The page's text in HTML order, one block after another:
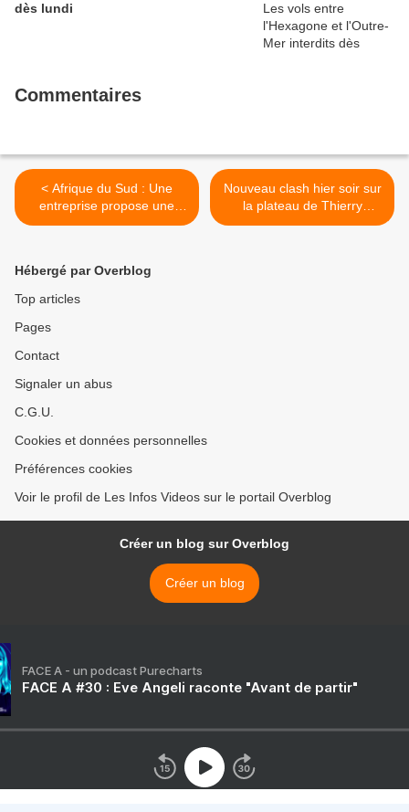
dès lundi
Commentaires
< Afrique du Sud : Une
entreprise propose une
plongée avec... des requins
Nouveau clash hier soir sur
la plateau de Thierry
Ardisson sur C8 avec
Hébergé par Overblog
Top articles
Pages
Contact
Signaler un abus
C.G.U.
Cookies et données personnelles
Préférences cookies
Voir le profil de Les Infos Videos sur le portail Overblog
Créer un blog sur Overblog
Créer un blog
FACE A - un podcast Purecharts
FACE A #30 : Eve Angeli raconte "Avant de partir"